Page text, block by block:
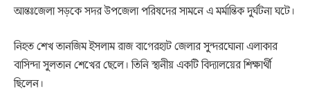
আন্তঃজেলা সড়কে সদর উপজেলা পরিষদের সামনে এ মর্মান্তিক দুর্ঘটনা ঘটে।
নিহত শেখ তানজিম ইসলাম রাজ বাগেরহাট জেলার সুন্দরঘোনা এলাকার
বাসিন্দা সুলতান শেখের ছেলে। তিনি স্থানীয় একটি বিদ্যালয়ের শিক্ষার্থী
ছিলেন।